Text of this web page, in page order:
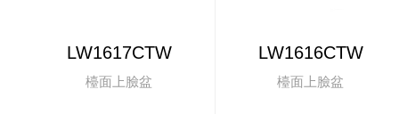
LW1617CTW
檯面上臉盆
LW1616CTW
檯面上臉盆